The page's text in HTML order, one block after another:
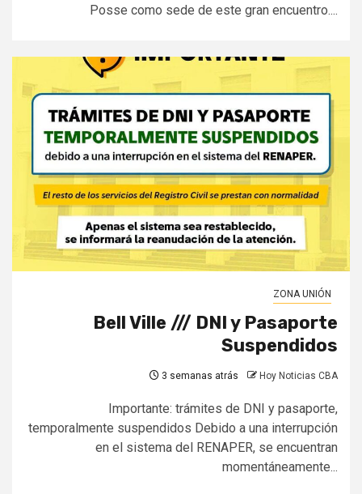
Posse como sede de este gran encuentro....
ZONA UNIÓN
Bell Ville /// DNI y Pasaporte
Suspendidos
3 semanas atrás Hoy Noticias CBA
Importante: trámites de DNI y pasaporte,
temporalmente suspendidos Debido a una interrupción
en el sistema del RENAPER, se encuentran
momentáneamente...